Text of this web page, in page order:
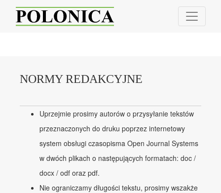
Normy redakcyjne
NORMY REDAKCYJNE
Uprzejmie prosimy autorów o przysyłanie tekstów
przeznaczonych do druku poprzez internetowy
system obsługi czasopisma Open Journal Systems
w dwóch plikach o następujących formatach: doc /
docx / odf oraz pdf.
Nie ograniczamy długości tekstu, prosimy wszakże